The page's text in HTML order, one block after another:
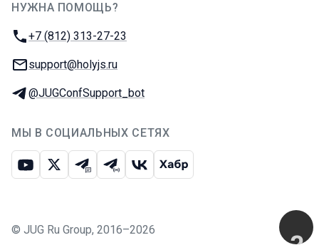
НУЖНА ПОМОЩЬ?
Телефон:
+7 (812) 313-27-23
E-mail:
support@holyjs.ru
Телеграм:
@JUGConfSupport_bot
МЫ В СОЦИАЛЬНЫХ СЕТЯХ
ЮтубИкс Телеграм-чат
Телеграм-канал
ВКонтакте
Хабр
© JUG Ru Group, 2016–2026